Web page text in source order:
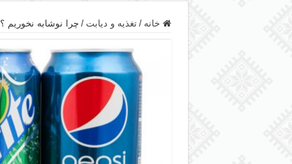
خانه / تغذیه و دیابت / چرا نوشابه نخوریم ؟